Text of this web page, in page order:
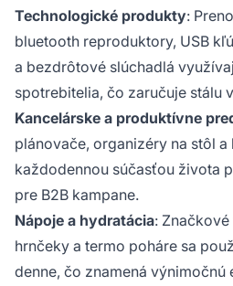
Technologické produkty:
bluetooth reproduktory, USB
a bezdrôtové slúchadlá
spotrebitelia, čo zaručuje stálu
Kancelárske a produktívne
plánovače, organizéry na stôl a
každodennou súčasťou života
pre B2B kampane.
Nápoje a hydratácia:
hrnčeky a termo poháre sa
denne, čo znamená